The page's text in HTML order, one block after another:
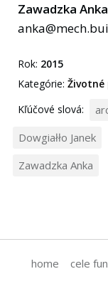
Zawadzka Anka
Rok: 2015
Kategórie: Životné
Kľúčové slová:
Dowgiałło Janek
Zawadzka Anka
home cele